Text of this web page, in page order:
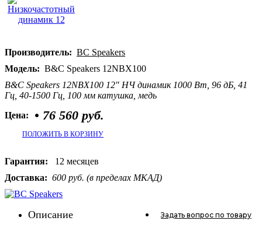
Производитель: BC Speakers
Модель: B&C Speakers 12NBX100
B&C Speakers 12NBX100 12" НЧ динамик 1000 Вт, 96 дБ, 41
Гц, 40-1500 Гц, 100 мм катушка, медь
Цена:
• 76 560 руб.
ПОЛОЖИТЬ В КОРЗИНУ
Гарантия: 12 месяцев
Доставка: 600 руб. (в пределах МКАД)
Описание Задать вопрос по товару